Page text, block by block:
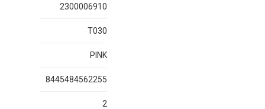
2300006910
T030
PINK
8445484562255
2